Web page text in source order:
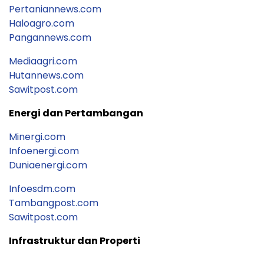
Pertaniannews.com
Haloagro.com
Pangannews.com
Mediaagri.com
Hutannews.com
Sawitpost.com
Energi dan Pertambangan
Minergi.com
Infoenergi.com
Duniaenergi.com
Infoesdm.com
Tambangpost.com
Sawitpost.com
Infrastruktur dan Properti